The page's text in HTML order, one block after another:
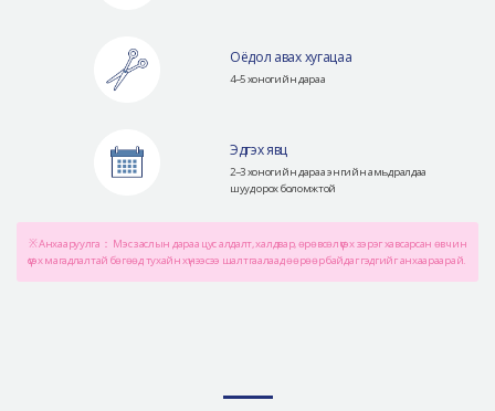
Оёдол авах хугацаа
4~5 хоногийн дараа
Эдгэх явц
2~3 хоногийн дараа энгийн амьдралдаа
шууд орох боломжтой
※ Анхааруулга： Мэс заслын дараа цус алдалт, халдвар, өрөвсөл үүсэх зэрэг хавсарсан өвчин
үүсэх магадлалтай бөгөөд тухайн хүнээсээ шалтгаалаад өөрөөр байдаг гэдгийг анхаараарай.